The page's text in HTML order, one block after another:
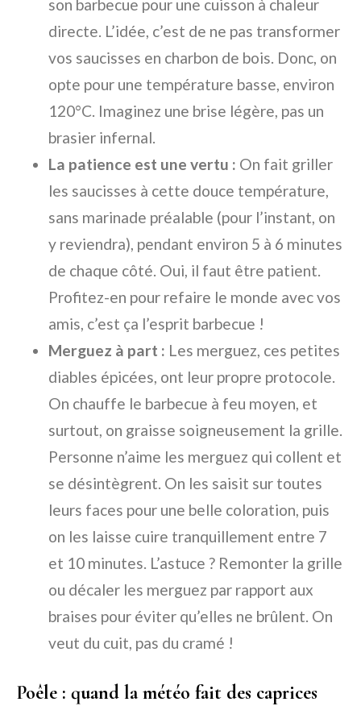
son barbecue pour une cuisson à chaleur
directe. L’idée, c’est de ne pas transformer
vos saucisses en charbon de bois. Donc, on
opte pour une température basse, environ
120°C. Imaginez une brise légère, pas un
brasier infernal.
La patience est une vertu : On fait griller
les saucisses à cette douce température,
sans marinade préalable (pour l’instant, on
y reviendra), pendant environ 5 à 6 minutes
de chaque côté. Oui, il faut être patient.
Profitez-en pour refaire le monde avec vos
amis, c’est ça l’esprit barbecue !
Merguez à part : Les merguez, ces petites
diables épicées, ont leur propre protocole.
On chauffe le barbecue à feu moyen, et
surtout, on graisse soigneusement la grille.
Personne n’aime les merguez qui collent et
se désintègrent. On les saisit sur toutes
leurs faces pour une belle coloration, puis
on les laisse cuire tranquillement entre 7
et 10 minutes. L’astuce ? Remonter la grille
ou décaler les merguez par rapport aux
braises pour éviter qu’elles ne brûlent. On
veut du cuit, pas du cramé !
Poêle : quand la météo fait des caprices